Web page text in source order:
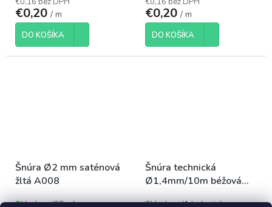
€0,20 / m
DO KOŠÍKA
€0,20 / m
DO KOŠÍKA
Šnúra Ø2 mm saténová
žltá A008
Skladom(35 m)
Šnúra technická
Ø1,4mm/10m béžová
svetlá
Skladom(1 balenie)